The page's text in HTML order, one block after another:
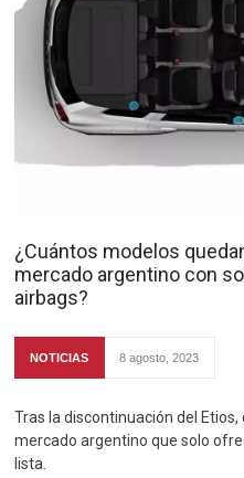
¿Cuántos modelos
mercado argentino con
airbags?
NOTICIAS 8 agosto, 2023
Tras la discontinuación del
mercado argentino que solo
lista.